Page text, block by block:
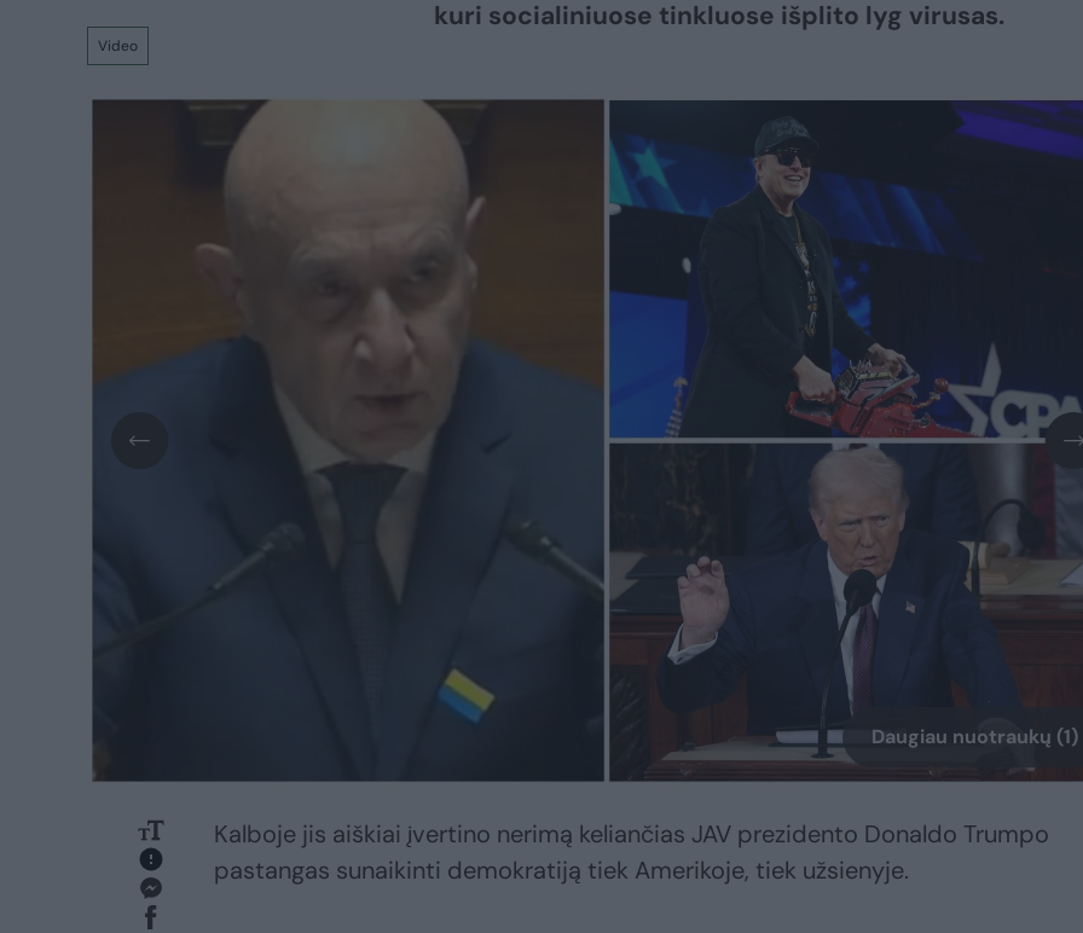
Video
kuri socialiniuose tinkluose išplito lyg virusas.
Daugiau nuotraukų (1)
Kalboje jis aiškiai įvertino nerimą keliančias JAV prezidento Donaldo Trumpo
pastangas sunaikinti demokratiją tiek Amerikoje, tiek užsienyje.